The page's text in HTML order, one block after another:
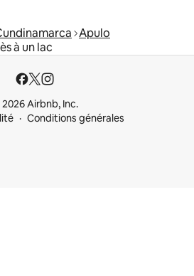
Apulo
à un lac
Airbnb, Inc.
Conditions générales